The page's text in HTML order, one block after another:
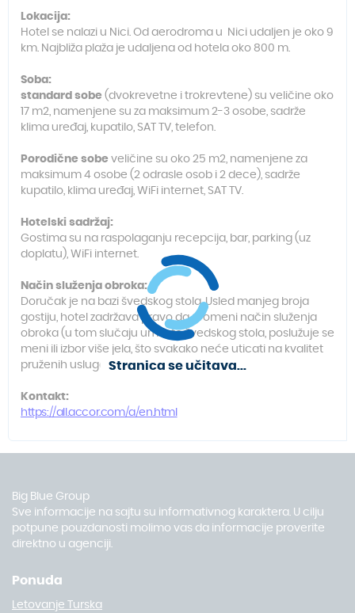
Lokacija:
Hotel se nalazi u Nici. Od aerodroma u Nici udaljen je oko 9
km. Najbliža plaža je udaljena od hotela oko 800 m.
Soba:
standard sobe (dvokrevetne i trokrevtene) su veličine oko
17 m2, namenjene su za maksimum 2-3 osobe, sadrže
klima uređaj, kupatilo, SAT TV, telefon.
Porodične sobe veličine su oko 25 m2, namenjene za
maksimum 4 osobe (2 odrasle osob i 2 dece), sadrže
kupatilo, klima uređaj, WiFi internet, SAT TV.
Hotelski sadržaj:
Gostima su na raspolaganju recepcija, bar, parking (uz
doplatu), WiFi internet.
Način služenja obroka:
Doručak je na bazi švedskog stola. Usled manjeg broja
gostiju, hotel zadržava pravo da promeni način služenja
obroka (u tom slučaju umesto švedskog stola, poslužuje se
meni ili izbor više jela, što svakako neće uticati na kvalitet
pruženih usluga).
Kontakt:
https://all.accor.com/a/en.html
Big Blue Group
Sve informacije na sajtu su informativnog karaktera. U cilju
potpune pouzdanosti molimo vas da informacije proverite
direktno u agenciji.
Ponuda
Letovanje Turska
Stranica se učitava...